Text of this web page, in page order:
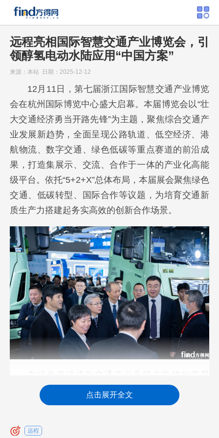
远程亮相国际智慧交通产业博览会，引
领醇氢电动水陆应用“中国方案”
来源：本站 日期：2025-12-12
12月11日，第七届浙江国际智慧交通产业博览
会在杭州国际博览中心盛大启幕。本届博览会以“壮
大交通经济勇当开路先锋”为主题，聚焦综合交通产
业发展新趋势，全面呈现公路轨道、低空经济、港
航物流、数字交通、绿色低碳等重点赛道的前沿成
果，打造集展示、交流、合作于一体的产业化高能
级平台。依托“5+2+X”总体布局，本届展会聚焦绿色
交通、低碳转型、国际合作等议题，为培育交通新
质生产力搭建起务实高效的创新合作场景。
下，远程新能源商用车集团连续第五年参展，并首
次以绿色低碳馆“馆长单位”身份重磅亮相，展示醇氢
用，系统呈现其在引领交通能源绿色转型中的创新
点击展开全文
远程